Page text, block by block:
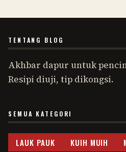
TENTANG BLOG
Akhbar dapur untuk
Resipi diuji, tip dikongsi.
SEMUA KATEGORI
LAUK PAUK KUIH MUIH